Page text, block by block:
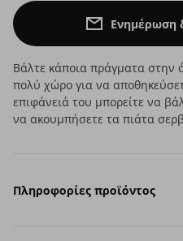
Ενημέρωση
Βάλτε κάποια πράγματα στην
πολύ χώρο για να
επιφάνειά του μπορείτε να
να ακουμπήσετε τα πιάτα
Πληροφορίες προϊόντος